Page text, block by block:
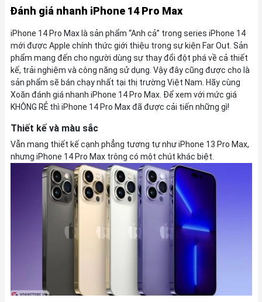
Đánh giá nhanh iPhone 14 Pro Max
iPhone 14 Pro Max là sản phẩm “Anh cả” trong series iPhone 14
mới được Apple chính thức giới thiệu trong sự kiện Far Out. Sản
phẩm mang đến cho người dùng sự thay đổi đột phá về cả thiết
kế, trải nghiệm và công năng sử dụng. Vậy đây cũng được cho là
sản phẩm sẽ bán chạy nhất tại thị trường Việt Nam. Hãy cùng
Xoăn đánh giá nhanh iPhone 14 Pro Max. Để xem với mức giá
KHÔNG RẺ thì iPhone 14 Pro Max đã được cải tiến những gì!
Thiết kế và màu sắc
Vẫn mang thiết kế cạnh phẳng tương tự như iPhone 13 Pro Max,
nhưng iPhone 14 Pro Max trông có một chút khác biệt.